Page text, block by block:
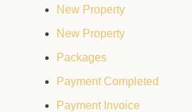
New Property
New Property
Packages
Payment Completed
Payment Invoice